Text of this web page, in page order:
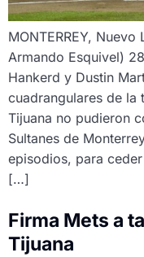
MONTERREY,
Armando Esquivel)
Hankerd y Dustin
cuadrangulares de la
Tijuana no pudieron
Sultanes de
episodios, para
[…]
Firma Mets a
Tijuana